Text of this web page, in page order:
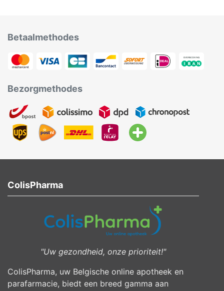
Betaalmethodes
Bezorgmethodes
ColisPharma
"Uw gezondheid, onze prioriteit!"
ColisPharma, uw Belgische online apotheek en
parafarmacie, biedt een breed gamma aan